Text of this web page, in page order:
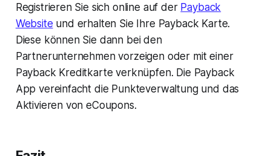
Registrieren Sie sich online auf der Payback
Website und erhalten Sie Ihre Payback Karte.
Diese können Sie dann bei den
Partnerunternehmen vorzeigen oder mit einer
Payback Kreditkarte verknüpfen. Die Payback
App vereinfacht die Punkteverwaltung und das
Aktivieren von eCoupons.